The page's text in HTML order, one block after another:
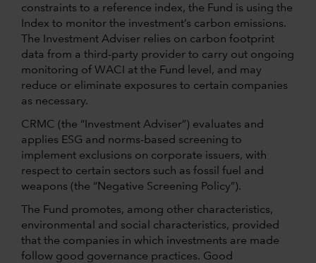
constraints to a reference index, the Fund is using the
Index to monitor the investment’s carbon emissions.
The Investment Adviser relies on carbon footprint
data from a third-party provider to carry out ongoing
monitoring of WACI at the Fund level, and may
reduce or eliminate exposures to certain companies
as necessary.
CRMC (the “Investment Adviser”) evaluates and
applies ESG and norms-based screening to
implement exclusions on corporate issuers, with
respect to certain sectors such as fossil fuel and
weapons (the “Negative Screening Policy”).
The Fund promotes, among other characteristics,
environmental and social characteristics, provided
that the companies in which investments are made
follow good governance practices. Good